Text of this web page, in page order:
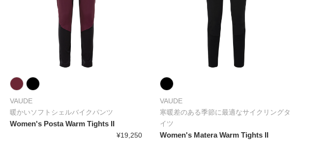
VAUDE
暖かいソフトシェルバイクパンツ
Women's Posta Warm Tights II
¥19,250
VAUDE
寒暖差のある季節に最適なサイクリングタ
イツ
Women's Matera Warm Tights II